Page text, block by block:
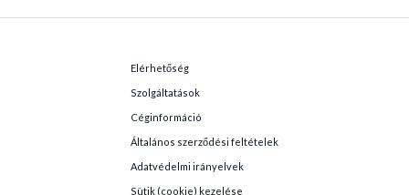
Elérhetőség
Szolgáltatások
Céginformáció
Általános szerződési feltételek
Adatvédelmi irányelvek
Sütik (cookie) kezelése